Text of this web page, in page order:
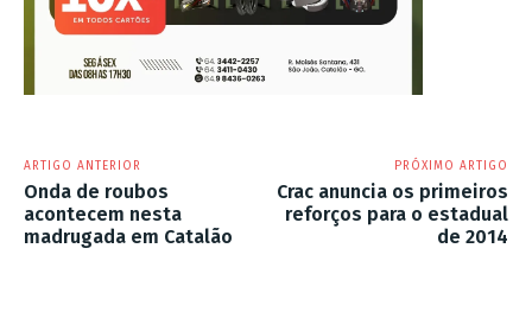
ARTIGO ANTERIOR
Onda de roubos
acontecem nesta
madrugada em Catalão
PRÓXIMO ARTIGO
Crac anuncia os primeiros
reforços para o estadual
de 2014